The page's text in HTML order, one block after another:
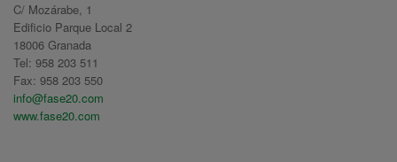
C/ Mozárabe, 1
Edificio Parque Local 2
18006 Granada
Tel: 958 203 511
Fax: 958 203 550
info@fase20.com
www.fase20.com